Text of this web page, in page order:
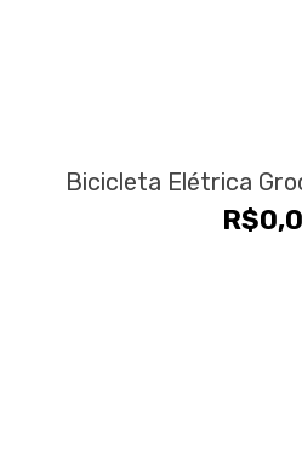
Bicicleta Elétrica
R$